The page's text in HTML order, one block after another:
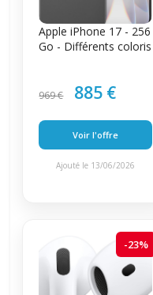
Apple iPhone 17 - 256
Go - Différents coloris
969 € 885 €
Voir l'offre
Ajouté le 13/06/2026
-23%